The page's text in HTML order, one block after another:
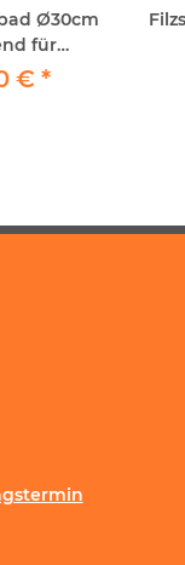
Ø30cm
für
€ *